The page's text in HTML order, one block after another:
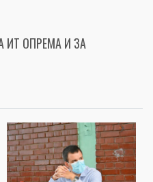
ИТ ОПРЕМА И ЗА